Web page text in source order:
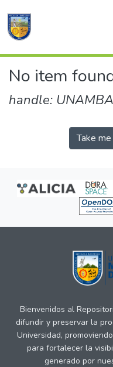
Communities & Collections
No item
handle:
Take
Bienvenidos al
difundir y preservar la
Universidad,
para fortalecer la
generado por